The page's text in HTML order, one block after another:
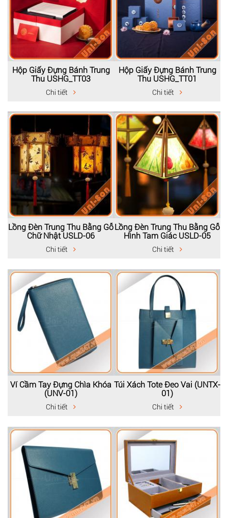
Hộp Giấy Đựng Bánh Trung
Thu USHG_TT03
Chi tiết
Hộp Giấy Đựng Bánh Trung
Thu USHG_TT01
Chi tiết
Lồng Đèn Trung Thu Bằng Gỗ
Chữ Nhật USLD-06
Chi tiết
Lồng Đèn Trung Thu Bằng Gỗ
Hình Tam Giác USLD-05
Chi tiết
Ví Cầm Tay Đựng Chìa Khóa
(UNV-01)
Chi tiết
Túi Xách Tote Đeo Vai (UNTX-
01)
Chi tiết